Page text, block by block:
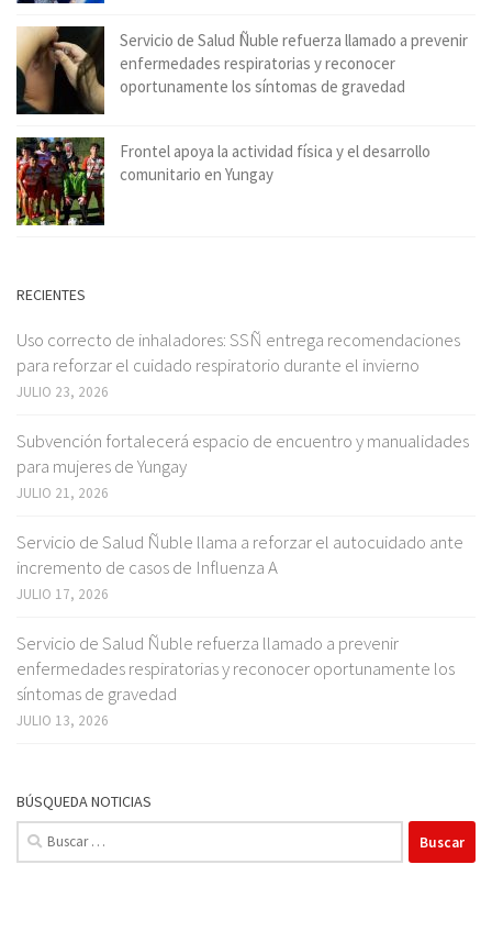
Servicio de Salud Ñuble refuerza llamado a prevenir
enfermedades respiratorias y reconocer
oportunamente los síntomas de gravedad
Frontel apoya la actividad física y el desarrollo
comunitario en Yungay
RECIENTES
Uso correcto de inhaladores: SSÑ entrega recomendaciones
para reforzar el cuidado respiratorio durante el invierno
JULIO 23, 2026
Subvención fortalecerá espacio de encuentro y manualidades
para mujeres de Yungay
JULIO 21, 2026
Servicio de Salud Ñuble llama a reforzar el autocuidado ante
incremento de casos de Influenza A
JULIO 17, 2026
Servicio de Salud Ñuble refuerza llamado a prevenir
enfermedades respiratorias y reconocer oportunamente los
síntomas de gravedad
JULIO 13, 2026
BÚSQUEDA NOTICIAS
Buscar: